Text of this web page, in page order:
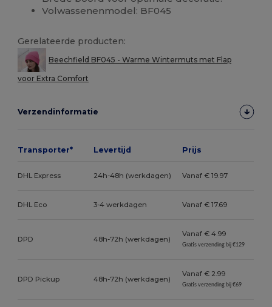
Volwassenenmodel: BF045
Gerelateerde producten:
Beechfield BF045 - Warme Wintermuts met Flap
voor Extra Comfort
Verzendinformatie
Transporter* Levertijd Prijs
DHL Express 24h-48h (werkdagen) Vanaf € 19.97
DHL Eco 3-4 werkdagen Vanaf € 17.69
DPD 48h-72h (werkdagen)
Vanaf € 4.99
Gratis verzending bij €129
DPD Pickup 48h-72h (werkdagen)
Vanaf € 2.99
Gratis verzending bij €69